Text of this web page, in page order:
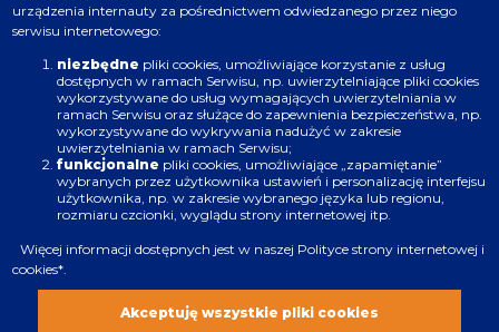
Energetyka
Budownictwo
Produkcja
Infrastruktura
Zastrzeżenia prawne
Polityka plików cookies
urządzenia internauty za pośrednictwem odwiedzanego przez niego
serwisu internetowego:
niezbędne pliki cookies, umożliwiające korzystanie z usług
dostępnych w ramach Serwisu, np. uwierzytelniające pliki cookies
wykorzystywane do usług wymagających uwierzytelniania w
ramach Serwisu oraz służące do zapewnienia bezpieczeństwa, np.
wykorzystywane do wykrywania nadużyć w zakresie
uwierzytelniania w ramach Serwisu;
funkcjonalne pliki cookies, umożliwiające „zapamiętanie”
wybranych przez użytkownika ustawień i personalizację interfejsu
użytkownika, np. w zakresie wybranego języka lub regionu,
rozmiaru czcionki, wyglądu strony internetowej itp.
Więcej informacji dostępnych jest w naszej Polityce strony internetowej i
cookies*.
Akceptuję wszystkie pliki cookies